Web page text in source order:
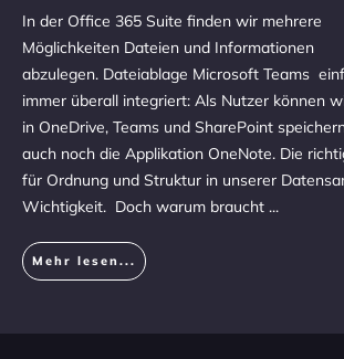
In der Office 365 Suite finden wir mehrere
Möglichkeiten Dateien und Informationen
abzulegen. Dateiablage Microsoft Teams
immer überall integriert: Als Nutzer können
in OneDrive, Teams und SharePoint
auch noch die Applikation OneNote. Die
für Ordnung und Struktur in unserer
Wichtigkeit. Doch warum braucht ...
Mehr lesen...